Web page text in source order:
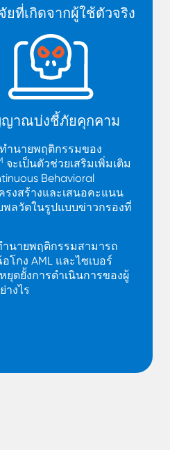
ยที่เกิดจากผู้ใช้ตัวจริง
าณบ่งชี้ภัยคุกคาม
ำนายพฤติกรรมของ
จะเป็นตัวช่วยเสริมเพิ่มเติม
Behavioral
รงสร้างและเสนอคะแนน
พลวัตในรูปแบบข่าวกรองที่
นายพฤติกรรมสามารถ
กง AML และไซเบอร์
ดยั้งการดำเนินการของผู้
างไร